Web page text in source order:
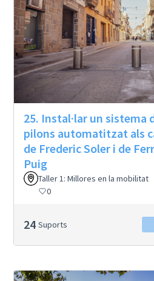
25. Instal·lar un sistema
pilons automatitzat als
de Frederic Soler i de
Puig
Taller 1: Millores en la mobilitat
0
24 Suports